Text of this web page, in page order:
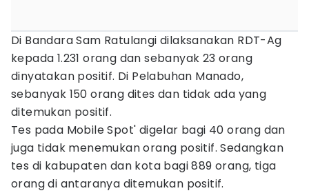
Di Bandara Sam Ratulangi dilaksanakan RDT-Ag
kepada 1.231 orang dan sebanyak 23 orang
dinyatakan positif. Di Pelabuhan Manado,
sebanyak 150 orang dites dan tidak ada yang
ditemukan positif.
Tes pada Mobile Spot' digelar bagi 40 orang dan
juga tidak menemukan orang positif. Sedangkan
tes di kabupaten dan kota bagi 889 orang, tiga
orang di antaranya ditemukan positif.